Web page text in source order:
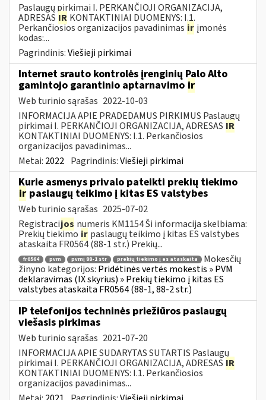
Paslaugų pirkimai I. PERKANČIOJI ORGANIZACIJA,
ADRESAS IR KONTAKTINIAI DUOMENYS: I.1.
Perkančiosios organizacijos pavadinimas ir įmonės
kodas:...
Pagrindinis:Viešieji pirkimai
Internet srauto kontrolės įrenginių Palo Alto
gamintojo garantinio aptarnavimo ir
Web turinio sąrašas 2022-10-03
INFORMACIJA APIE PRADEDAMUS PIRKIMUS Paslaugų
pirkimai I. PERKANČIOJI ORGANIZACIJA, ADRESAS IR
KONTAKTINIAI DUOMENYS: I.1. Perkančiosios
organizacijos pavadinimas...
Metai: 2022 Pagrindinis:Viešieji pirkimai
Kurie asmenys privalo pateikti prekių tiekimo
ir paslaugų teikimo į kitas ES valstybes
Web turinio sąrašas 2025-07-02
Registracijos numeris KM1154 Ši informacija skelbiama:
Prekių tiekimo ir paslaugų teikimo į kitas ES valstybes
ataskaita FR0564 (88-1 str.) Prekių...
fr0564 pvm pvmį 88-1 str prekių tiekimo į es ataskaita
Mokesčių
žinyno kategorijos: Pridėtinės vertės mokestis » PVM
deklaravimas (IX skyrius) » Prekių tiekimo į kitas ES
valstybes ataskaita FR0564 (88-1, 88-2 str.)
IP telefonijos techninės priežiūros paslaugų
viešasis pirkimas
Web turinio sąrašas 2021-07-20
INFORMACIJA APIE SUDARYTAS SUTARTIS Paslaugų
pirkimai I. PERKANČIOJI ORGANIZACIJA, ADRESAS IR
KONTAKTINIAI DUOMENYS: I.1. Perkančiosios
organizacijos pavadinimas...